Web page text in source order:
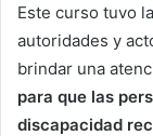
Este curso tuvo
autoridades y
brindar una
para que las
discapacidad